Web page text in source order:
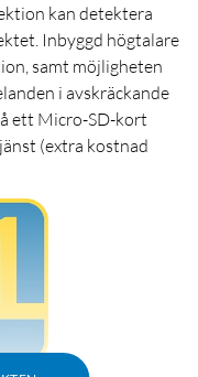
kan detektera
Inbyggd högtalare
samt möjligheten
i avskräckande
ett Micro-SD-kort
(extra kostnad